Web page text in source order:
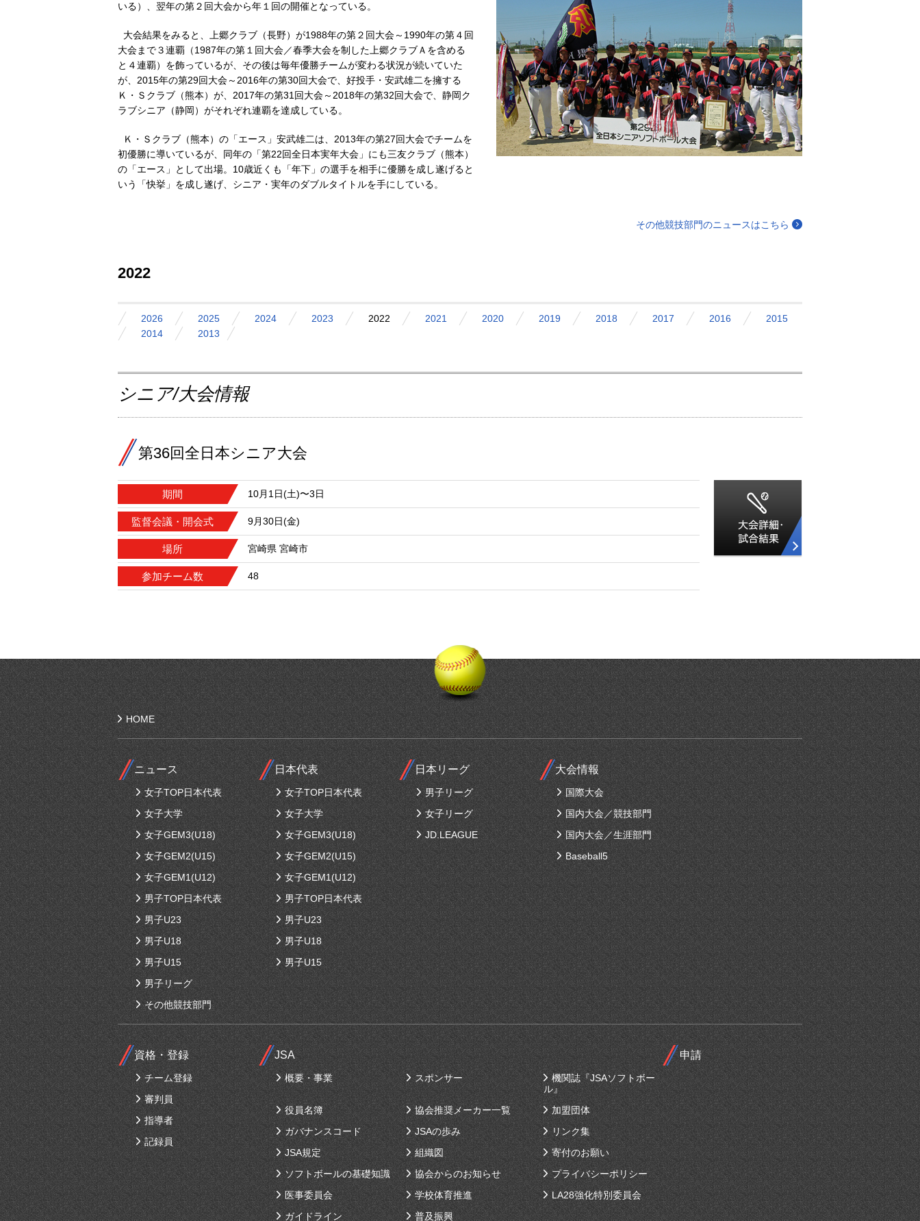
いる）、翌年の第２回大会から年１回の開催となっている。
大会結果をみると、上郷クラブ（長野）が1988年の第２回大会～1990年の第４回
大会まで３連覇（1987年の第１回大会／春季大会を制した上郷クラブＡを含める
と４連覇）を飾っているが、その後は毎年優勝チームが変わる状況が続いていた
が、2015年の第29回大会～2016年の第30回大会で、好投手・安武雄二を擁する
Ｋ・Ｓクラブ（熊本）が、2017年の第31回大会～2018年の第32回大会で、静岡ク
ラブシニア（静岡）がそれぞれ連覇を達成している。
Ｋ・Ｓクラブ（熊本）の「エース」安武雄二は、2013年の第27回大会でチームを
初優勝に導いているが、同年の「第22回全日本実年大会」にも三友クラブ（熊本）
の「エース」として出場。10歳近くも「年下」の選手を相手に優勝を成し遂げると
いう「快挙」を成し遂げ、シニア・実年のダブルタイトルを手にしている。
その他競技部門のニュースはこちら
2022
2026 2025 2024 2023 2022 2021 2020 2019 2018 2017 2016
2015
2014
2013
シニア/大会情報
第36回全日本シニア大会
期間 10月1日(土)〜3日
監督会議・開会式 9月30日(金)
場所 宮崎県 宮崎市
参加チーム数 48
HOME
ニュース
女子TOP日本代表
女子大学
女子GEM3(U18)
女子GEM2(U15)
女子GEM1(U12)
男子TOP日本代表
男子U23
男子U18
男子U15
男子リーグ
その他競技部門
日本代表
女子TOP日本代表
女子大学
女子GEM3(U18)
女子GEM2(U15)
女子GEM1(U12)
男子TOP日本代表
男子U23
男子U18
男子U15
日本リーグ
男子リーグ
女子リーグ
JD.LEAGUE
大会情報
国際大会
国内大会／競技部門
国内大会／生涯部門
Baseball5
資格・登録
チーム登録
審判員
指導者
記録員
JSA
概要・事業 スポンサー
機関誌『JSAソフトボー
ル』
役員名簿
協会推奨メーカー一覧
加盟団体
ガバナンスコード
JSAの歩み
リンク集
JSA規定
組織図
寄付のお願い
ソフトボールの基礎知識
協会からのお知らせ
プライバシーポリシー
医事委員会
学校体育推進
LA28強化特別委員会
ガイドライン
普及振興
申請